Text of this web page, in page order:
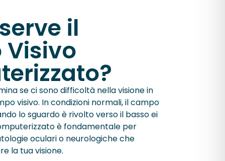
il
se ci sono difficoltà nella visione in
visivo. In condizioni normali, il campo
lo sguardo è rivolto verso il basso ei
è fondamentale per
oculari o neurologiche che
la tua visione.